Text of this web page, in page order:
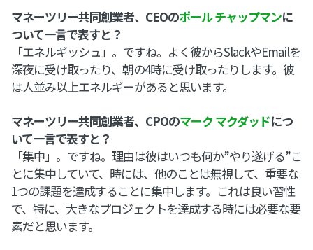
マネーツリー共同創業者、CEOのポール チャップマンに
ついて一言で表すと？
「エネルギッシュ」。ですね。よく彼からSlackやEmailを
深夜に受け取ったり、朝の4時に受け取ったりします。彼
は人並み以上エネルギーがあると思います。
マネーツリー共同創業者、CPOのマーク マクダッドにつ
いて一言で表すと？
「集中」。ですね。理由は彼はいつも何か”やり遂げる”こ
とに集中していて、時には、他のことは無視して、重要な
1つの課題を達成することに集中します。これは良い習性
で、特に、大きなプロジェクトを達成する時には必要な要
素だと思います。